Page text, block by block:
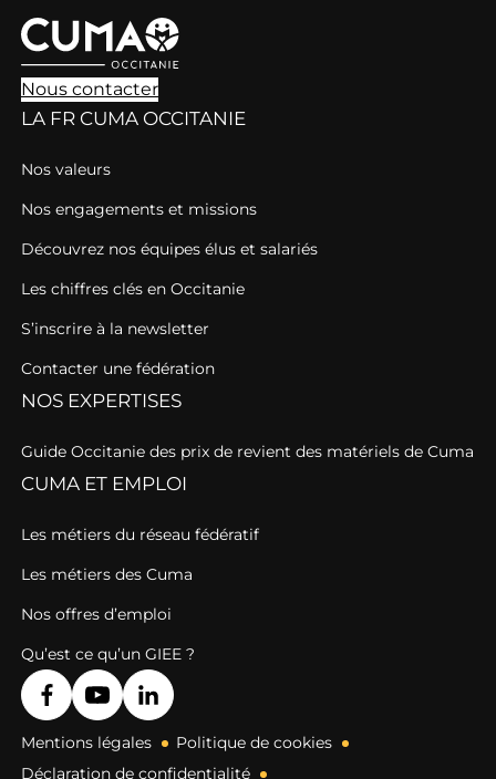
Nous contacter
LA FR CUMA OCCITANIE
Nos valeurs
Nos engagements et missions
Découvrez nos équipes élus et salariés
Les chiffres clés en Occitanie
S’inscrire à la newsletter
Contacter une fédération
NOS EXPERTISES
Guide Occitanie des prix de revient des matériels de Cuma
CUMA ET EMPLOI
Les métiers du réseau fédératif
Les métiers des Cuma
Nos offres d’emploi
Qu’est ce qu’un GIEE ?
Mentions légales
Politique de cookies
Déclaration de confidentialité